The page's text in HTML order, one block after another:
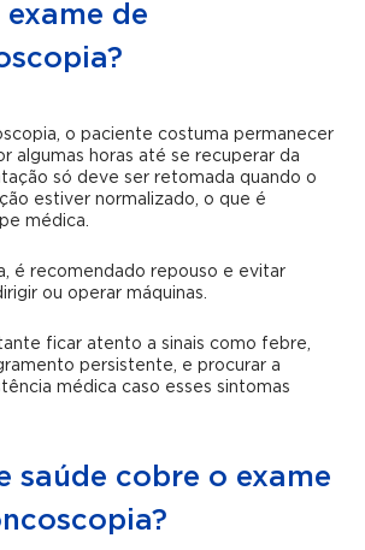
de
o paciente costuma permanecer
algumas horas até se recuperar da
só deve ser retomada quando o
estiver normalizado, o que é
médica.
é recomendado repouso e evitar
ou operar máquinas.
ficar atento a sinais como febre,
persistente, e procurar a
médica caso esses sintomas
saúde cobre o exame